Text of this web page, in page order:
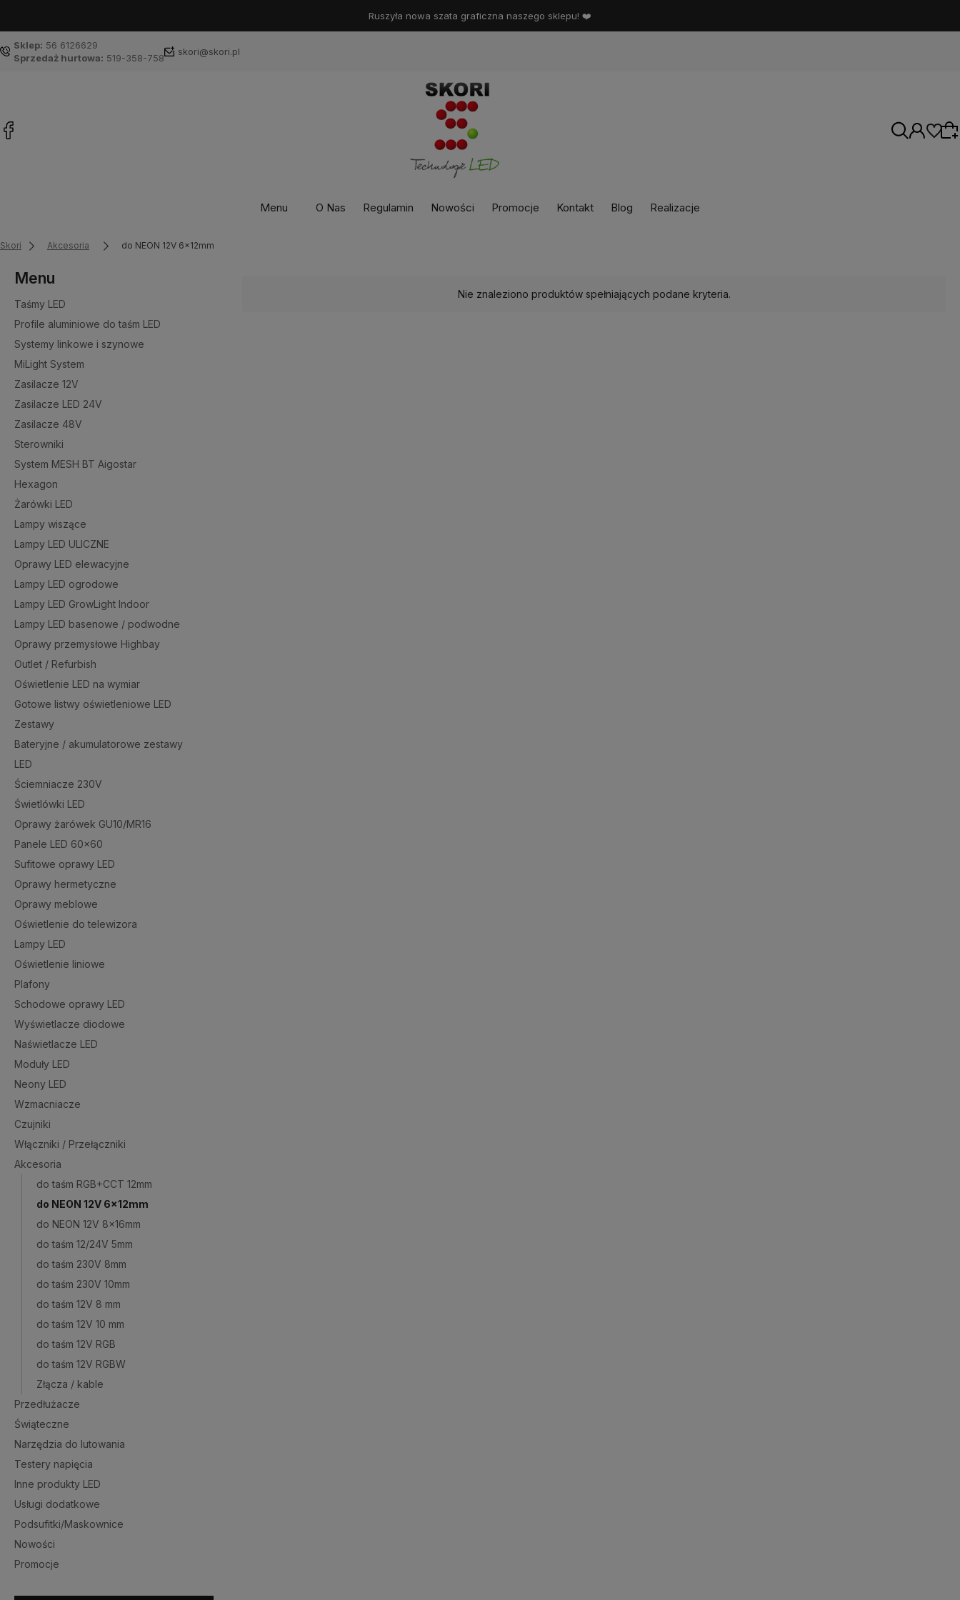
Ruszyła nowa szata graficzna naszego sklepu! ❤️
Sklep: 56 6126629
Sprzedaż hurtowa: 519-358-758
skori@skori.pl
Menu O Nas Regulamin Nowości Promocje Kontakt Blog Realizacje
Skori Akcesoria do NEON 12V 6x12mm
Menu
Taśmy LED
Profile aluminiowe do taśm LED
Systemy linkowe i szynowe
MiLight System
Zasilacze 12V
Zasilacze LED 24V
Zasilacze 48V
Sterowniki
System MESH BT Aigostar
Hexagon
Żarówki LED
Lampy wiszące
Lampy LED ULICZNE
Oprawy LED elewacyjne
Lampy LED ogrodowe
Lampy LED GrowLight Indoor
Lampy LED basenowe / podwodne
Oprawy przemysłowe Highbay
Outlet / Refurbish
Oświetlenie LED na wymiar
Gotowe listwy oświetleniowe LED
Zestawy
Bateryjne / akumulatorowe zestawy
LED
Ściemniacze 230V
Świetlówki LED
Oprawy żarówek GU10/MR16
Panele LED 60x60
Sufitowe oprawy LED
Oprawy hermetyczne
Oprawy meblowe
Oświetlenie do telewizora
Lampy LED
Oświetlenie liniowe
Plafony
Schodowe oprawy LED
Wyświetlacze diodowe
Naświetlacze LED
Moduły LED
Neony LED
Wzmacniacze
Czujniki
Włączniki / Przełączniki
Akcesoria
do taśm RGB+CCT 12mm
do NEON 12V 6x12mm
do NEON 12V 8x16mm
do taśm 12/24V 5mm
do taśm 230V 8mm
do taśm 230V 10mm
do taśm 12V 8 mm
do taśm 12V 10 mm
do taśm 12V RGB
do taśm 12V RGBW
Złącza / kable
Przedłużacze
Świąteczne
Narzędzia do lutowania
Testery napięcia
Inne produkty LED
Usługi dodatkowe
Podsufitki/Maskownice
Nowości
Promocje
Nie znaleziono produktów spełniających podane kryteria.